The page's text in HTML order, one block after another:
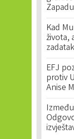
Zapadu
Kad
života,
zadatak
EFJ
protiv
Anise